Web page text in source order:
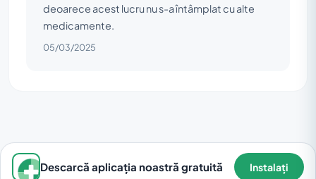
deoarece acest lucru nu s-a întâmplat cu alte
medicamente.
05/03/2025
Descarcă aplicația noastră gratuită Instalați